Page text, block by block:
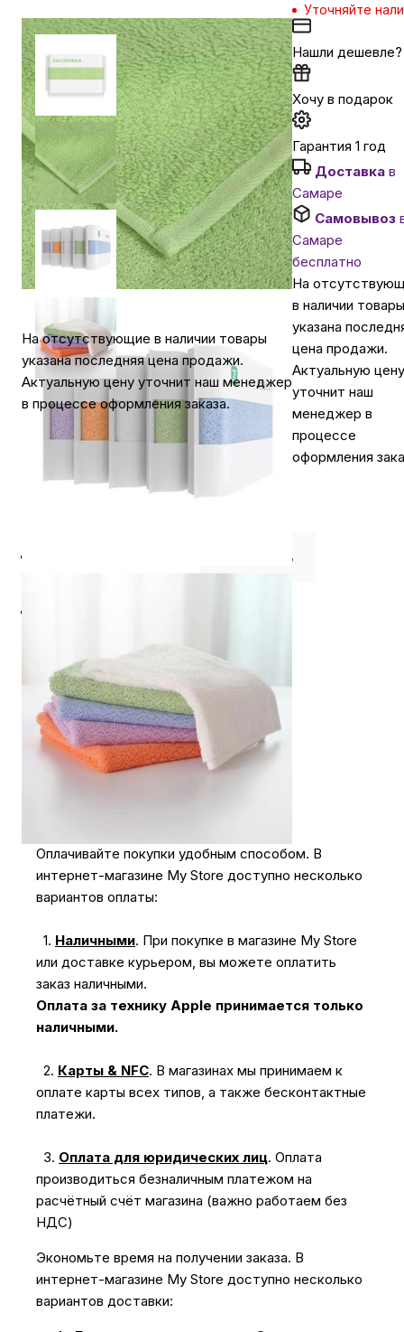
Для домашних питомцев
Умный дом и безопасность
Автомобильные аксессуары
Сервисный центр Apple в Самаре
Подарочные сертификаты
На отсутствующие в наличии товары
указана последняя цена продажи.
Актуальную цену уточнит наш менеджер
в процессе оформления заказа.
Уточняйте
Нашли дешевле?
Хочу в подарок
Гарантия 1 год
Доставка в
Самаре
Самовывоз
Самаре
бесплатно
На
в наличии товары
указана
цена продажи.
Актуальную цену
уточнит наш
менеджер в
процессе
оформления
Где купить
Оплачивайте покупки удобным способом. В
интернет-магазине My Store доступно несколько
вариантов оплаты:
1. Наличными. При покупке в магазине My Store
или доставке курьером, вы можете оплатить
заказ наличными.
Оплата за технику Apple принимается только
наличными.
2. Карты & NFC. В магазинах мы принимаем к
оплате карты всех типов, а также бесконтактные
платежи.
3. Оплата для юридических лиц. Оплата
производиться безналичным платежом на
расчётный счёт магазина (важно работаем без
НДС)
Экономьте время на получении заказа. В
интернет-магазине My Store доступно несколько
вариантов доставки: